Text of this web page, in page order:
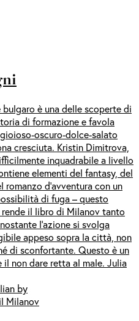
è una delle scoperte di
di formazione e favola
oscuro-dolce-salato
cresciuta. Kristin Dimitrova,
inquadrabile a livello
elementi del fantasy, del
d'avventura con un
di fuga – questo
il libro di Milanov tanto
l’azione si svolga
appeso sopra la città, non
di sconfortante. Questo è un
non dare retta al male. Julia
by
Milanov